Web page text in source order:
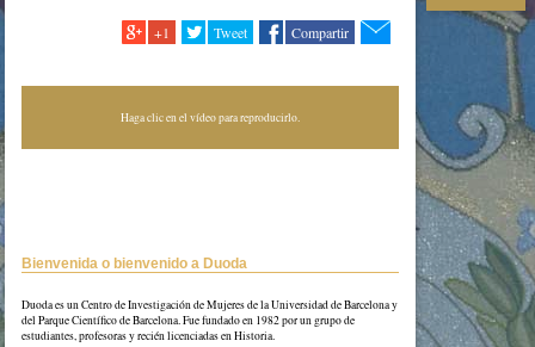
+1 Tweet Compartir
Haga clic en el vídeo para reproducirlo.
Bienvenida o bienvenido a Duoda
Duoda es un Centro de Investigación de Mujeres de la Universidad de Barcelona y
del Parque Científico de Barcelona. Fue fundado en 1982 por un grupo de
estudiantes, profesoras y recién licenciadas en Historia.